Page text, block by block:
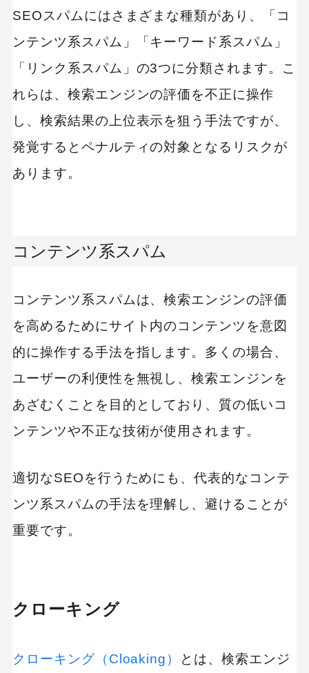
SEOスパムにはさまざまな種類があり、「コ
ンテンツ系スパム」「キーワード系スパム」
「リンク系スパム」の3つに分類されます。こ
れらは、検索エンジンの評価を不正に操作
し、検索結果の上位表示を狙う手法ですが、
発覚するとペナルティの対象となるリスクが
あります。
コンテンツ系スパム
コンテンツ系スパムは、検索エンジンの評価
を高めるためにサイト内のコンテンツを意図
的に操作する手法を指します。多くの場合、
ユーザーの利便性を無視し、検索エンジンを
あざむくことを目的としており、質の低いコ
ンテンツや不正な技術が使用されます。
適切なSEOを行うためにも、代表的なコンテ
ンツ系スパムの手法を理解し、避けることが
重要です。
クローキング
クローキング（Cloaking）
とは、検索エンジ